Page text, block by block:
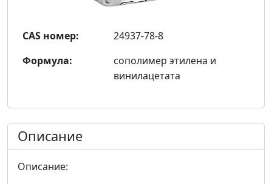
CAS номер:
24937-78-8
Формула:
сополимер этилена и
винилацетата
Описание
Описание: